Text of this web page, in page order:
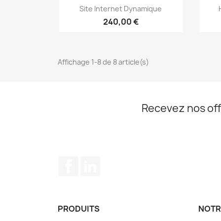
Aperçu rapide
Site Internet Dynamique
240,00 €
Affichage 1-8 de 8 article(s)
Recevez nos
PRODUITS